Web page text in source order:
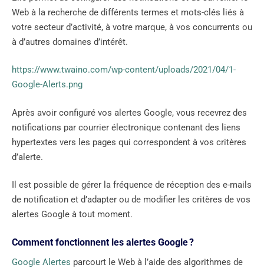
Web à la recherche de différents termes et mots-clés liés à
votre secteur d’activité, à votre marque, à vos concurrents ou
à d’autres domaines d’intérêt.
https://www.twaino.com/wp-content/uploads/2021/04/1-
Google-Alerts.png
Après avoir configuré vos alertes Google, vous recevrez des
notifications par courrier électronique contenant des liens
hypertextes vers les pages qui correspondent à vos critères
d’alerte.
Il est possible de gérer la fréquence de réception des e-mails
de notification et d’adapter ou de modifier les critères de vos
alertes Google à tout moment.
Comment fonctionnent les alertes Google ?
Google Alertes parcourt le Web à l’aide des algorithmes de